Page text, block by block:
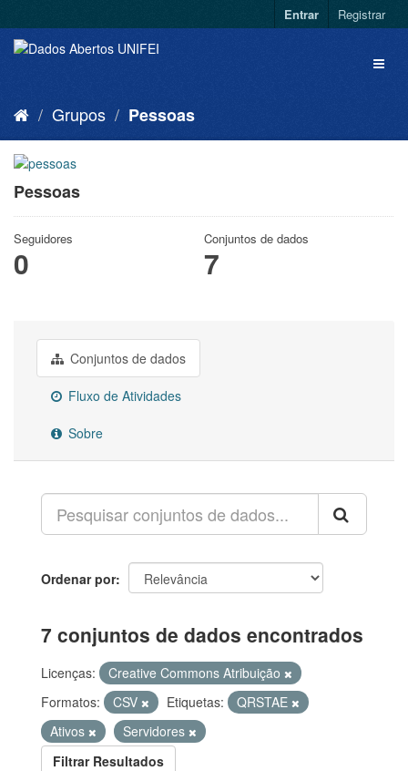
Entrar Registrar
Grupos Pessoas
Pessoas
Seguidores
0
Conjuntos de dados
7
Conjuntos de dados
Fluxo de Atividades
Sobre
Ordenar por
7 conjuntos de dados encontrados
Licenças:
Creative Commons Atribuição
Formatos:
CSV Etiquetas:
QRSTAE
Ativos
Servidores
Filtrar Resultados